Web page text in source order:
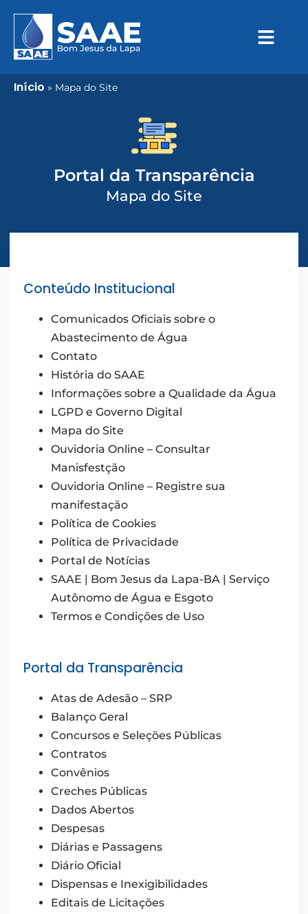
Início » Mapa do Site
Portal da Transparência
Mapa do Site
Conteúdo Institucional
Comunicados Oficiais sobre o
Abastecimento de Água
Contato
História do SAAE
Informações sobre a Qualidade da Água
LGPD e Governo Digital
Mapa do Site
Ouvidoria Online – Consultar
Manisfestção
Ouvidoria Online – Registre sua
manifestação
Política de Cookies
Política de Privacidade
Portal de Notícias
SAAE | Bom Jesus da Lapa-BA | Serviço
Autônomo de Água e Esgoto
Termos e Condições de Uso
Portal da Transparência
Atas de Adesão – SRP
Balanço Geral
Concursos e Seleções Públicas
Contratos
Convênios
Creches Públicas
Dados Abertos
Despesas
Diárias e Passagens
Diário Oficial
Dispensas e Inexigibilidades
Editais de Licitações